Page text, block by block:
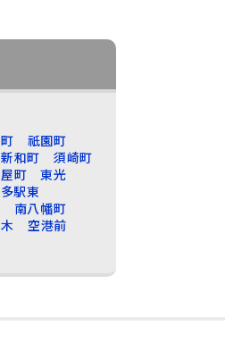
祇園町
新和町
須崎町
町
東光
駅東
南八幡町
空港前